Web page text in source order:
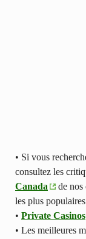
• Si vous
consultez les
Canada
de nos
les plus
• Private Casinos
• Les meilleures